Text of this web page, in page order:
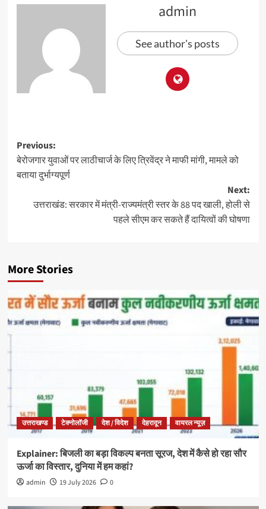
admin
See author's posts
Previous:
बेरोजगार युवाओं पर लाठीचार्ज के लिए त्रिवेंद्र ने माफी मांगी, मामले को
बताया दुर्भाग्यपूर्ण
Next:
उत्तराखंड: सरकार में मंत्री-राज्यमंत्री स्तर के 88 पद खाली, होली से
पहले सीएम कर सकते हैं दायित्वों की घोषणा
More Stories
उत्तराखण्ड टेक्नोलॉजी देश / विदेश देहरादून वायरल न्यूज़
Explainer: बिजली का बड़ा विकल्प बनता सूरज, देश में कैसे हो रहा सौर
ऊर्जा का विस्तार, दुनिया में हम कहां?
admin 19 July 2026 0